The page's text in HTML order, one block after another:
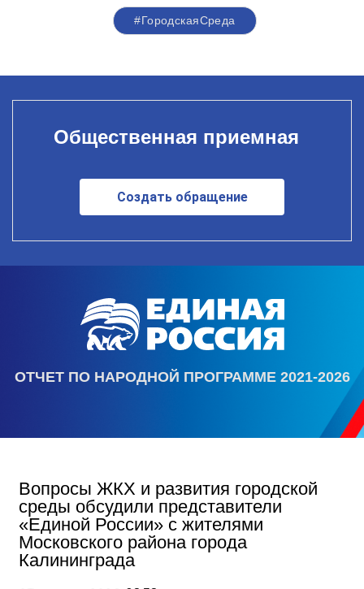
#ГородскаяСреда
Общественная приемная
Создать обращение
ОТЧЕТ ПО НАРОДНОЙ ПРОГРАММЕ 2021-2026
Вопросы ЖКХ и развития городской
среды обсудили представители
«Единой России» с жителями
Московского района города
Калининграда